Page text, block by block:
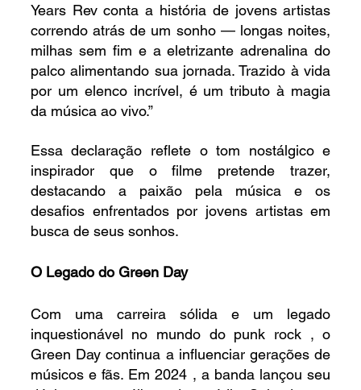
Years Rev conta a história de jovens artistas
correndo atrás de um sonho — longas noites,
milhas sem fim e a eletrizante adrenalina do
palco alimentando sua jornada. Trazido à vida
por um elenco incrível, é um tributo à magia
da música ao vivo.”
Essa declaração reflete o tom nostálgico e
inspirador que o filme pretende trazer,
destacando a paixão pela música e os
desafios enfrentados por jovens artistas em
busca de seus sonhos.
O Legado do Green Day
Com uma carreira sólida e um legado
inquestionável no mundo do punk rock , o
Green Day continua a influenciar gerações de
músicos e fãs. Em 2024 , a banda lançou seu